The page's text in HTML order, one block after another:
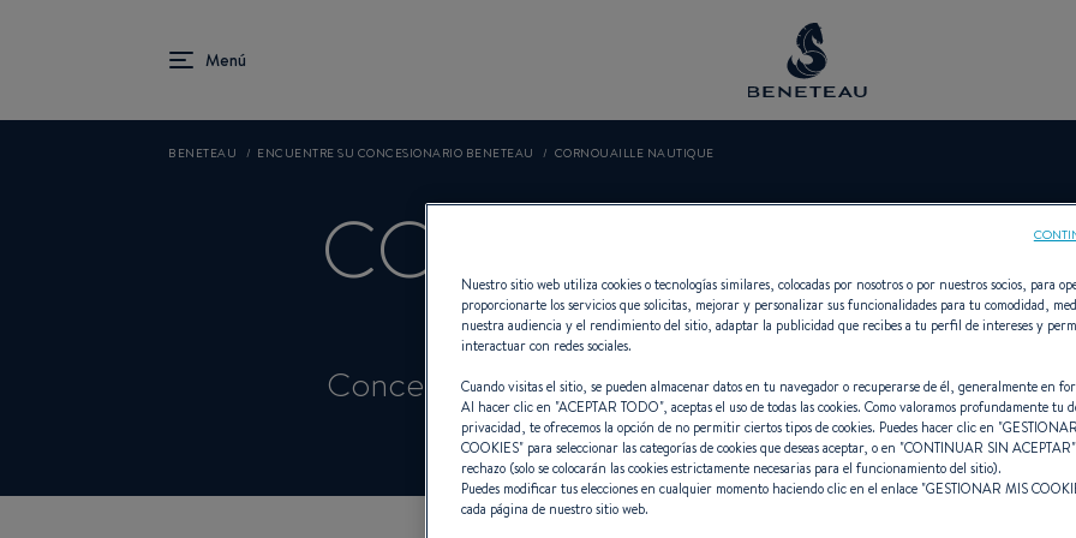
BENETEAU ENCUENTRE SU CONCESIONARIO BENETEAU CORNOUAILLE NAUTIQUE
CORNOUAILLE
Concesionario Vela, Intraborda, Fueraborda, First
Nuestro sitio web utiliza cookies o tecnologías similares, colocadas por nosotros o por nuestros socios, para
proporcionarte los servicios que solicitas, mejorar y personalizar sus funcionalidades para tu comodidad,
nuestra audiencia y el rendimiento del sitio, adaptar la publicidad que recibes a tu perfil de intereses y
interactuar con redes sociales.
Cuando visitas el sitio, se pueden almacenar datos en tu navegador o recuperarse de él, generalmente en
Al hacer clic en "ACEPTAR TODO", aceptas el uso de todas las cookies. Como valoramos profundamente tu
privacidad, te ofrecemos la opción de no permitir ciertos tipos de cookies. Puedes hacer clic en "
COOKIES" para seleccionar las categorías de cookies que deseas aceptar, o en "CONTINUAR SIN ACEPTAR
rechazo (solo se colocarán las cookies estrictamente necesarias para el funcionamiento del sitio).
Puedes modificar tus elecciones en cualquier momento haciendo clic en el enlace "GESTIONAR MIS
cada página de nuestro sitio web.